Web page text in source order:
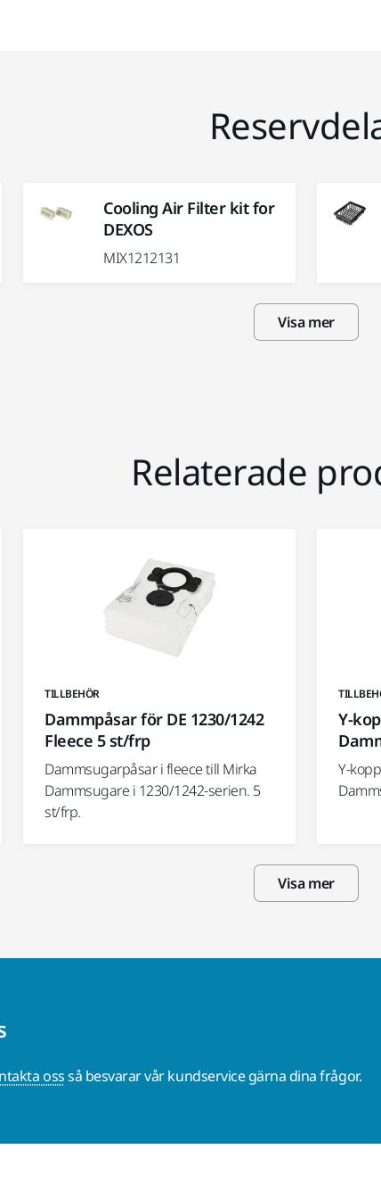
Cooling Air Filter kit for
DEXOS
MIX1212131
Visa mer
Relaterade
TILLBEHÖR
Dammpåsar för DE 1230/1242
Fleece 5 st/frp
Dammsugarpåsar i fleece till Mirka
Dammsugare i 1230/1242-serien. 5
st/frp.
Y-
Y-
Visa mer
ossså besvarar vår kundservice gärna dina frågor.